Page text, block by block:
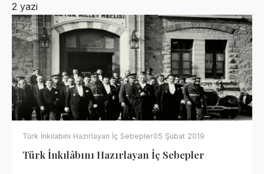
2 yazi
Türk İnkılabını Hazırlayan İç Sebepler05 Şubat 2019
Türk İnkılâbını Hazırlayan İç Sebepler